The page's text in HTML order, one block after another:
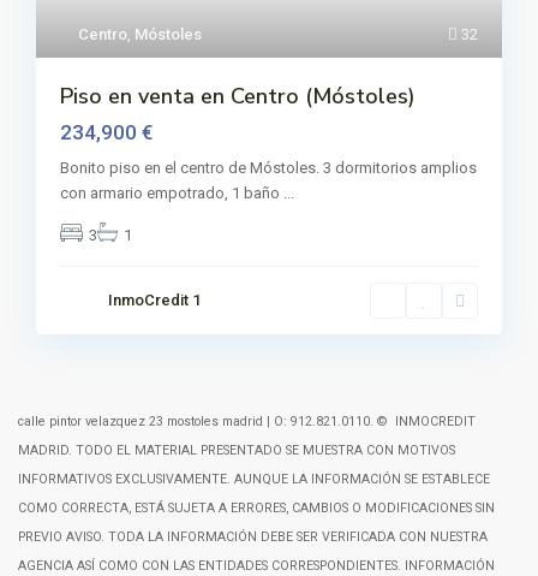
32
Centro, Móstoles
Piso en venta en Centro (Móstoles)
234,900 €
Bonito piso en el centro de Móstoles. 3 dormitorios amplios
con armario empotrado, 1 baño ...
3 1
InmoCredit 1
calle pintor velazquez 23 mostoles madrid | O: 912.821.0110. © INMOCREDIT
MADRID. TODO EL MATERIAL PRESENTADO SE MUESTRA CON MOTIVOS
INFORMATIVOS EXCLUSIVAMENTE. AUNQUE LA INFORMACIÓN SE ESTABLECE
COMO CORRECTA, ESTÁ SUJETA A ERRORES, CAMBIOS O MODIFICACIONES SIN
PREVIO AVISO. TODA LA INFORMACIÓN DEBE SER VERIFICADA CON NUESTRA
AGENCIA ASÍ COMO CON LAS ENTIDADES CORRESPONDIENTES. INFORMACIÓN